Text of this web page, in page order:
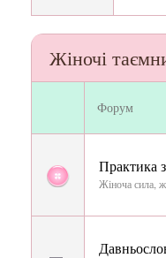
Жіночі
Форум
Практика
Жіноча сила,